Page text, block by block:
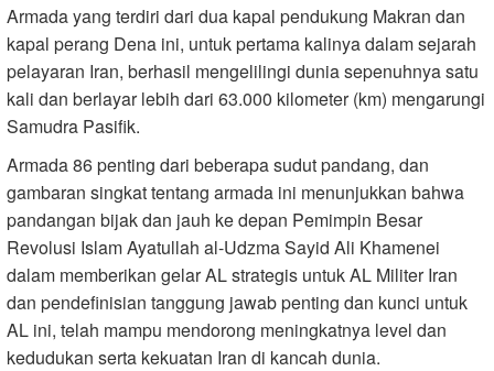
Armada yang terdiri dari dua kapal pendukung Makran dan
kapal perang Dena ini, untuk pertama kalinya dalam sejarah
pelayaran Iran, berhasil mengelilingi dunia sepenuhnya satu
kali dan berlayar lebih dari 63.000 kilometer (km) mengarungi
Samudra Pasifik.
Armada 86 penting dari beberapa sudut pandang, dan
gambaran singkat tentang armada ini menunjukkan bahwa
pandangan bijak dan jauh ke depan Pemimpin Besar
Revolusi Islam Ayatullah al-Udzma Sayid Ali Khamenei
dalam memberikan gelar AL strategis untuk AL Militer Iran
dan pendefinisian tanggung jawab penting dan kunci untuk
AL ini, telah mampu mendorong meningkatnya level dan
kedudukan serta kekuatan Iran di kancah dunia.